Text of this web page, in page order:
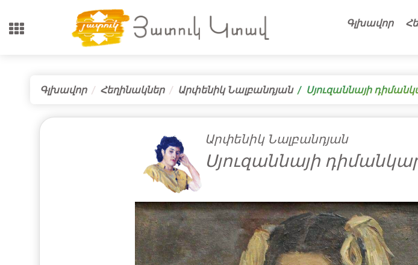
Գլխավոր
Գլխավոր Հեղինակներ Արփենիկ Նալբանդյան Սյուզաննայի
Արփենիկ Նալբանդյան
Սյուզաննայի